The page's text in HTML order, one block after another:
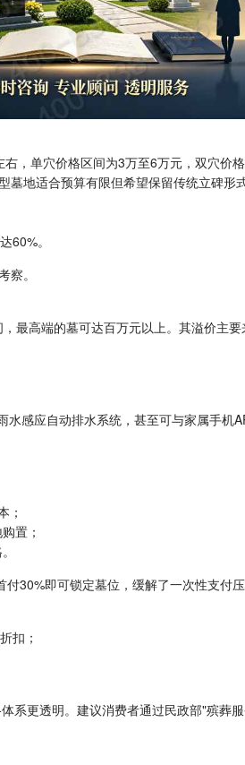
，单穴价格区间为3万至6万元，双穴价
地适合预算有限但希望保留传统立碑形
60%。
。
最高端的墓可达百万元以上。其溢价主要
感应自动排水系统，甚至可与家属手
；
置；
30%即可锁定墓位，缓解了一次性支付压
扣；
系更透明。建议消费者通过民政部"殡葬